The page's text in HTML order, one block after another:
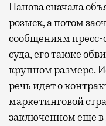
Панова сначала
розыск, а потом
сообщениям
суда, его также
крупном размере.
речь идет о
маркетинговой
заключенном еще в